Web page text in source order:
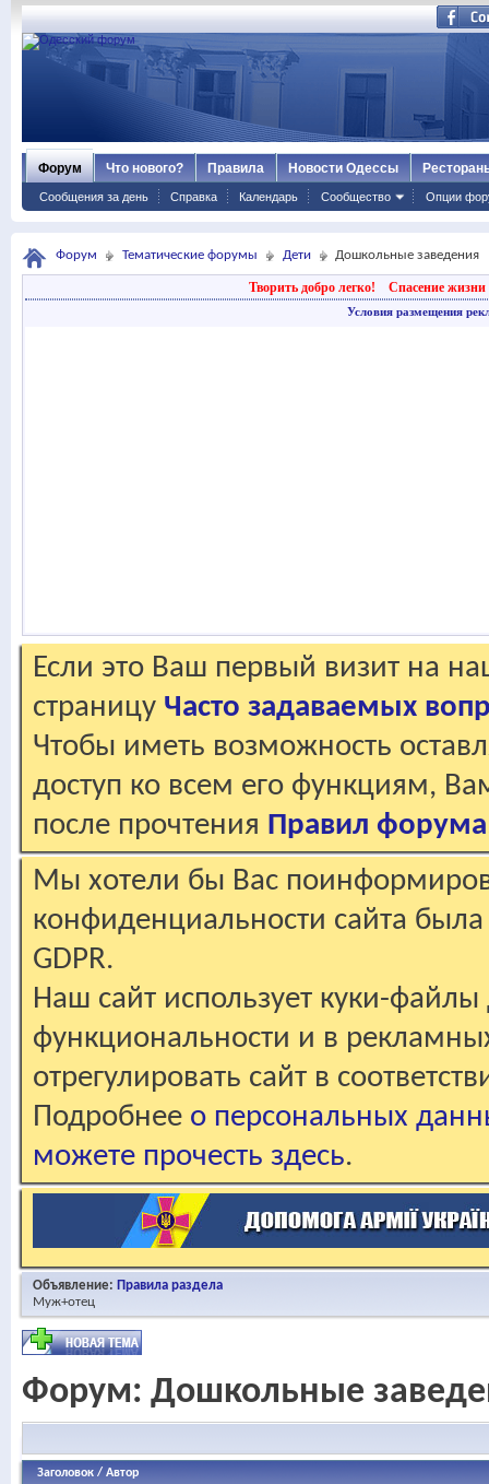
Форум
Сообщения за день Справка Календарь Сообщество Опции
Что нового? Правила Новости Одессы
Форум Тематические форумы Дети Дошкольные заведения
Творить добро легко! Спасение жизни
Условия размещения
Если это Ваш первый визит на
страницу Часто задаваемых
Чтобы иметь возможность
доступ ко всем его функциям,
после прочтения Правил форума
Мы хотели бы Вас
конфиденциальности сайта
GDPR.
Наш сайт использует куки-файлы
функциональности и в
отрегулировать сайт в
Подробнее о персональных
можете прочесть здесь.
Объявление: Правила раздела
Муж+отец
Форум: Дошкольные
Заголовок / Автор